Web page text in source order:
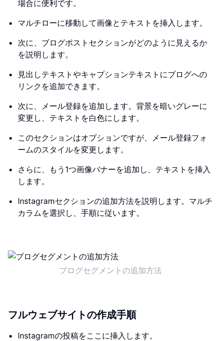
場合に便利です。
マルチローに移動して画像とテキストを挿入します。
次に、ブログポストセクションがどのように見えるか
を説明します。
見出しテキストやキャプションテキストにブログへの
リンクを追加できます。
次に、メール登録を追加します。背景を暗いグレーに
変更し、テキストを白色にします。
このセクションはオプションですが、メール登録フォ
ームのスタイルを変更します。
さらに、もう1つ画像バナーを追加し、テキストを挿入
します。
Instagramセクションの追加方法を説明します。マルチ
カラムを選択し、手順に従います。
ブログセグメントの追加方法
フルウェブサイトの作成手順
Instagramの投稿をここに挿入します。